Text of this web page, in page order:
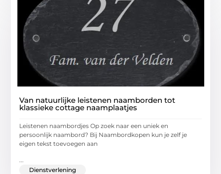
Van natuurlijke leistenen naamborden tot
klassieke cottage naamplaatjes
Leistenen naambordjes Op zoek naar een uniek en
persoonlijk naambord? Bij Naambordkopen kun je zelf je
eigen tekst toevoegen aan
Dienstverlening